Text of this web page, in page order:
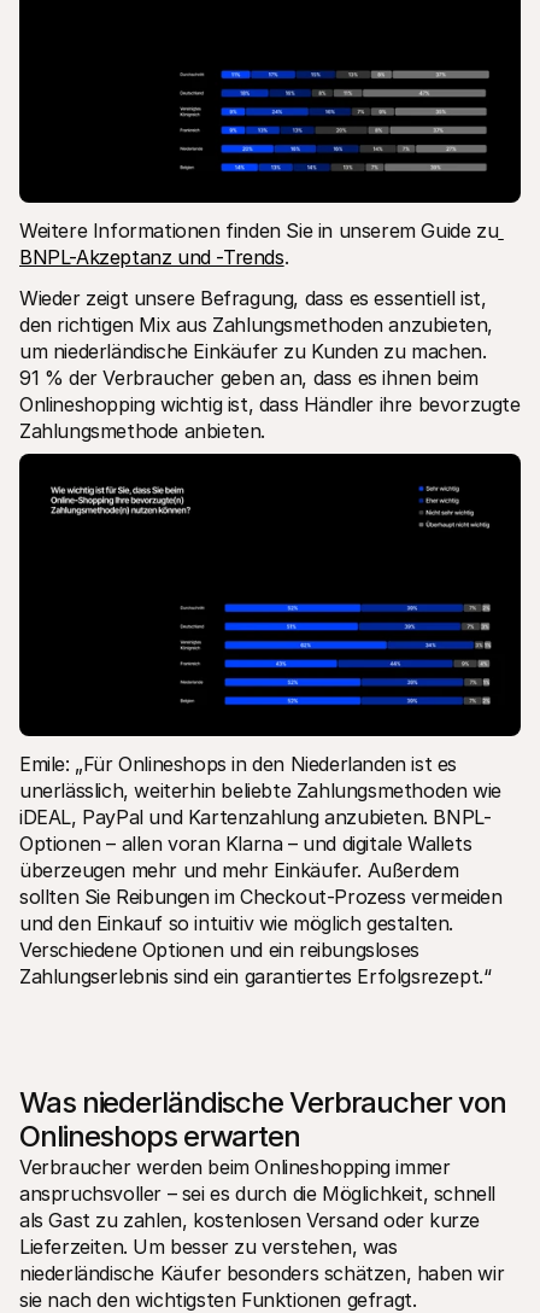
Weitere Informationen finden Sie in unserem Guide zu
BNPL-Akzeptanz und -Trends.
Wieder zeigt unsere Befragung, dass es essentiell ist,
den richtigen Mix aus Zahlungsmethoden anzubieten,
um niederländische Einkäufer zu Kunden zu machen.
91 % der Verbraucher geben an, dass es ihnen beim
Onlineshopping wichtig ist, dass Händler ihre bevorzugte
Zahlungsmethode anbieten.
Emile: „Für Onlineshops in den Niederlanden ist es
unerlässlich, weiterhin beliebte Zahlungsmethoden wie
iDEAL, PayPal und Kartenzahlung anzubieten. BNPL-
Optionen – allen voran Klarna – und digitale Wallets
überzeugen mehr und mehr Einkäufer. Außerdem
sollten Sie Reibungen im Checkout-Prozess vermeiden
und den Einkauf so intuitiv wie möglich gestalten.
Verschiedene Optionen und ein reibungsloses
Zahlungserlebnis sind ein garantiertes Erfolgsrezept.“
Was niederländische Verbraucher von
Onlineshops erwarten
Verbraucher werden beim Onlineshopping immer
anspruchsvoller – sei es durch die Möglichkeit, schnell
als Gast zu zahlen, kostenlosen Versand oder kurze
Lieferzeiten. Um besser zu verstehen, was
niederländische Käufer besonders schätzen, haben wir
sie nach den wichtigsten Funktionen gefragt.